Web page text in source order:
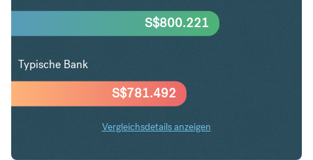
S$781.492
S$800.221
Typische Bank
Vergleichsdetails anzeigen
USD in SGD Trends